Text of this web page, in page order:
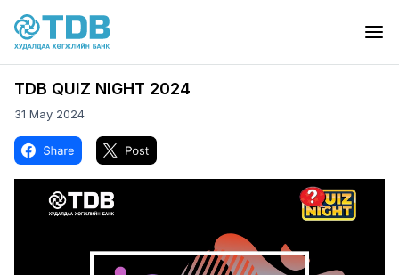
Skip to main content
TDB QUIZ NIGHT 2024
31 May 2024
Image Image